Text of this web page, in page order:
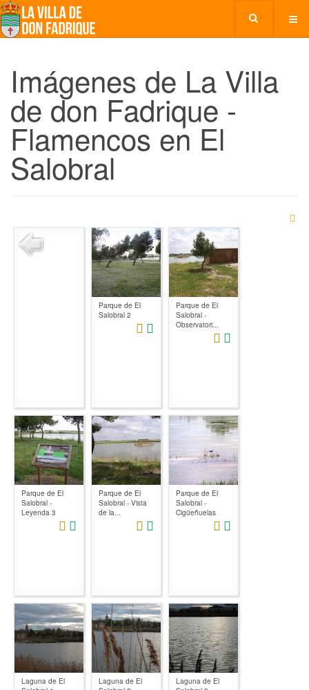
Imágenes de La Villa
de don Fadrique -
Flamencos en El
Salobral
Parque de El
Salobral 2
Parque de El
Salobral -
Observatori...
Parque de El
Salobral -
Leyenda 3
Parque de El
Salobral - Vista
de la...
Parque de El
Salobral -
Cigüeñuelas
Laguna de El
Laguna de El
Laguna de El